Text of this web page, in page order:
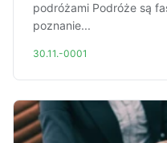
podróżami Podróże są
poznanie...
30.11.-0001